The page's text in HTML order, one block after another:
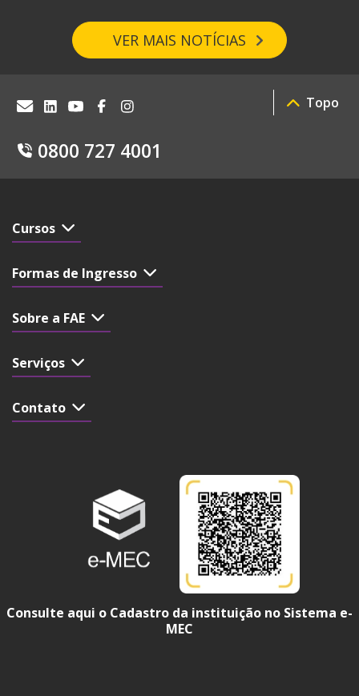
VER MAIS NOTÍCIAS
0800 727 4001
Topo
Cursos
Formas de Ingresso
Sobre a FAE
Serviços
Contato
Consulte aqui o Cadastro da instituição no Sistema e-
MEC